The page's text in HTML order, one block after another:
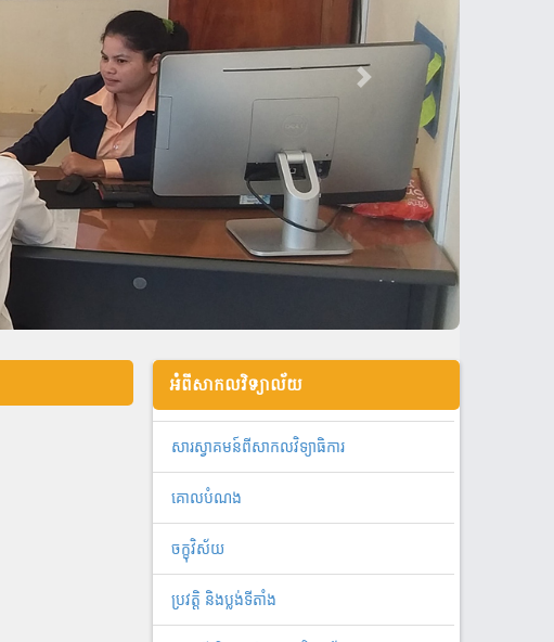
អំពីសាកលវិទ្យាល័យ
សារស្វាគមន៍ពីសាកលវិទ្យាធិការ
គោលបំណង
ចក្ខុវិស័យ
ប្រវត្តិ និងប្លង់ទីតាំង